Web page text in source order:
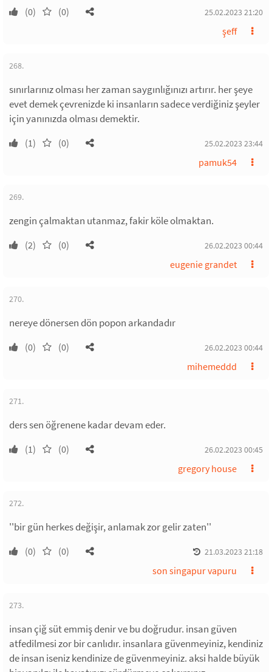
(0) (0) 25.02.2023 21:20
şeff
268.
sınırlarınız olması her zaman saygınlığınızı artırır. her şeye
evet demek çevrenizde ki insanların sadece verdiğiniz şeyler
için yanınızda olması demektir.
(1) (0) 25.02.2023 23:44
pamuk54
269.
zengin çalmaktan utanmaz, fakir köle olmaktan.
(2) (0) 26.02.2023 00:44
eugenie grandet
270.
nereye dönersen dön popon arkandadır
(0) (0) 26.02.2023 00:44
mihemeddd
271.
ders sen öğrenene kadar devam eder.
(1) (0) 26.02.2023 00:45
gregory house
272.
''bir gün herkes değişir, anlamak zor gelir zaten''
(0) (0) 21.03.2023 21:18
son singapur vapuru
273.
insan çiğ süt emmiş denir ve bu doğrudur. insan güven
atfedilmesi zor bir canlıdır. insanlara güvenmeyiniz, kendiniz
de insan iseniz kendinize de güvenmeyiniz. aksi halde büyük